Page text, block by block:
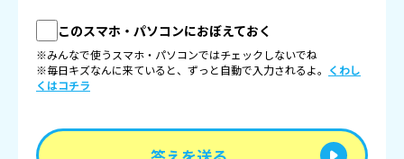
このスマホ・パソコンにおぼえておく
※みんなで使うスマホ・パソコンではチェックしないでね
※毎日キズなんに来ていると、ずっと自動で入力されるよ。 くわし
くはコチラ